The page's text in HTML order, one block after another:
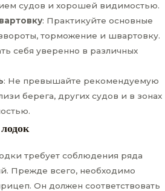
судов и хорошей видимостью.
: Практикуйте основные
торможение и швартовку.
себя уверенно в различных
: Не превышайте рекомендуемую
берега, других судов и в зонах
требует соблюдения ряда
Прежде всего, необходимо
Он должен соответствовать